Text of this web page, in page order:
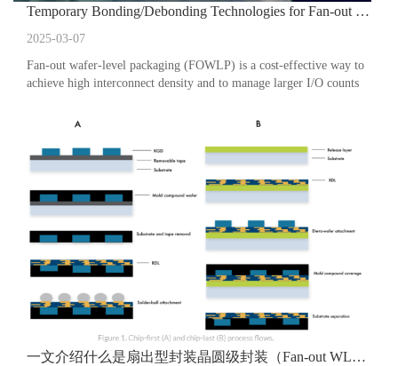
Temporary Bonding/Debonding Technologies for Fan-out Packaging
2025-03-07
Fan-out wafer-level packaging (FOWLP) is a cost-effective way to
achieve high interconnect density and to manage larger I/O counts
一文介绍什么是扇出型封装晶圆级封装（Fan-out WLP）工艺技术